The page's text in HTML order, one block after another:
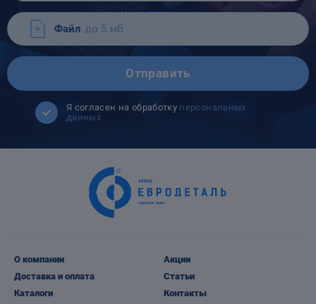
Файл до 5 мб
Отправить
Я согласен на обработку персональных
данных
О компании
Доставка и оплата
Каталоги
Акции
Статьи
Контакты